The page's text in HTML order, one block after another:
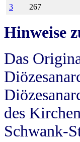
3
267
Hinweise
Das
des
Schwank-